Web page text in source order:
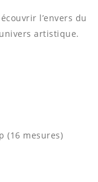
l’envers du
artistique.
(16 mesures)